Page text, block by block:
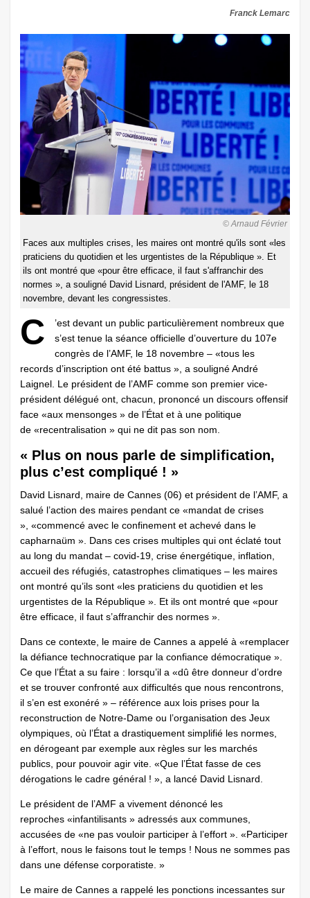
Franck Lemarc
© Arnaud Février
Faces aux multiples crises, les maires ont montré qu'ils sont «les
praticiens du quotidien et les urgentistes de la République ». Et
ils ont montré que «pour être efficace, il faut s'affranchir des
normes », a souligné David Lisnard, président de l'AMF, le 18
novembre, devant les congressistes.
C
’est devant un public particulièrement nombreux que
s’est tenue la séance officielle d’ouverture du 107e
congrès de l’AMF, le 18 novembre – «tous les
records d’inscription ont été battus », a souligné André
Laignel. Le président de l’AMF comme son premier vice-
président délégué ont, chacun, prononcé un discours offensif
face «aux mensonges » de l’État et à une politique
de «recentralisation » qui ne dit pas son nom.
« Plus on nous parle de simplification,
plus c’est compliqué ! »
David Lisnard, maire de Cannes (06) et président de l’AMF, a
salué l’action des maires pendant ce «mandat de crises
», «commencé avec le confinement et achevé dans le
capharnaüm ». Dans ces crises multiples qui ont éclaté tout
au long du mandat – covid-19, crise énergétique, inflation,
accueil des réfugiés, catastrophes climatiques – les maires
ont montré qu’ils sont «les praticiens du quotidien et les
urgentistes de la République ». Et ils ont montré que «pour
être efficace, il faut s’affranchir des normes ».
Dans ce contexte, le maire de Cannes a appelé à «remplacer
la défiance technocratique par la confiance démocratique ».
Ce que l’État a su faire : lorsqu’il a «dû être donneur d’ordre
et se trouver confronté aux difficultés que nous rencontrons,
il s’en est exonéré » – référence aux lois prises pour la
reconstruction de Notre-Dame ou l’organisation des Jeux
olympiques, où l’État a drastiquement simplifié les normes,
en dérogeant par exemple aux règles sur les marchés
publics, pour pouvoir agir vite. «Que l’État fasse de ces
dérogations le cadre général ! », a lancé David Lisnard.
Le président de l’AMF a vivement dénoncé les
reproches «infantilisants » adressés aux communes,
accusées de «ne pas vouloir participer à l’effort ». «Participer
à l’effort, nous le faisons tout le temps ! Nous ne sommes pas
dans une défense corporatiste. »
Le maire de Cannes a rappelé les ponctions incessantes sur